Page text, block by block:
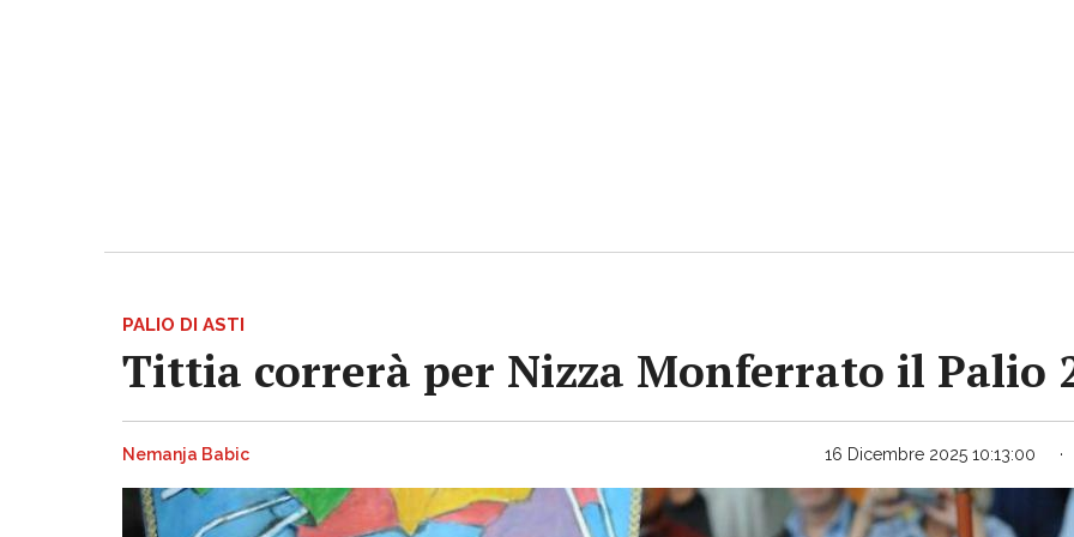
PALIO DI ASTI
Tittia correrà per Nizza Monferrato il Palio
Nemanja Babic 16 Dicembre 2025 10:13:00